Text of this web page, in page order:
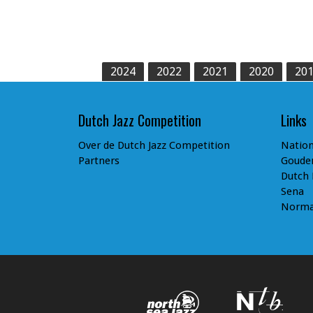
2024 2022 2021 2020
Dutch Jazz Competition
Over de Dutch Jazz Competition
Partners
Links
Dutch
Sena